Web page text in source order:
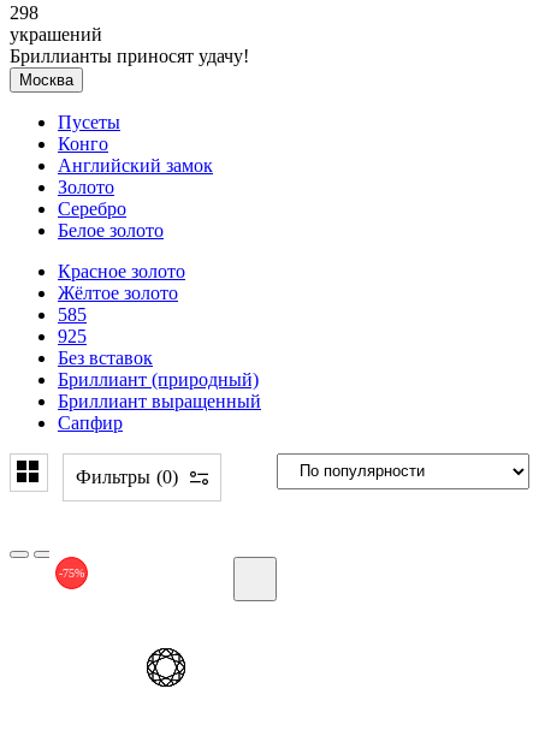
298
украшений
Бриллианты приносят удачу!
Москва
Пусеты
Конго
Английский замок
Золото
Серебро
Белое золото
Красное золото
Жёлтое золото
585
925
Без вставок
Бриллиант (природный)
Бриллиант выращенный
Сапфир
Фильтры 0
-75%